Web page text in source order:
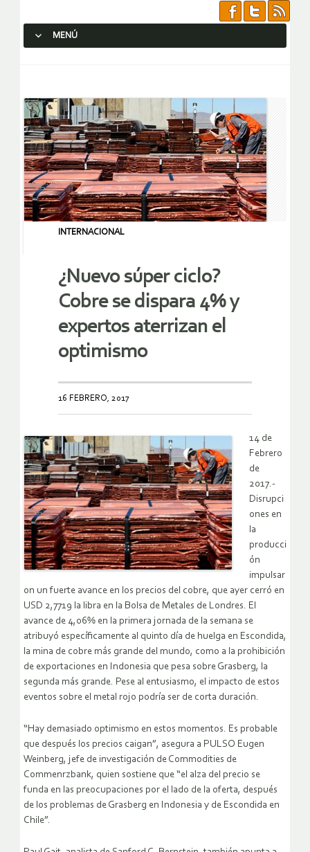
MENÚ
INTERNACIONAL
¿Nuevo súper ciclo?
Cobre se dispara 4% y
expertos aterrizan el
optimismo
16 FEBRERO, 2017
14 de
Febrero
de
2017.-
Disrupci
ones en
la
producci
ón
impulsar
on un fuerte avance en los precios del cobre, que ayer cerró en
USD 2,7719 la libra en la Bolsa de Metales de Londres. El
avance de 4,06% en la primera jornada de la semana se
atribuyó específicamente al quinto día de huelga en Escondida,
la mina de cobre más grande del mundo, como a la prohibición
de exportaciones en Indonesia que pesa sobre Grasberg, la
segunda más grande. Pese al entusiasmo, el impacto de estos
eventos sobre el metal rojo podría ser de corta duración.
“Hay demasiado optimismo en estos momentos. Es probable
que después los precios caigan”, asegura a PULSO Eugen
Weinberg, jefe de investigación de Commodities de
Commenrzbank, quien sostiene que “el alza del precio se
funda en las preocupaciones por el lado de la oferta, después
de los problemas de Grasberg en Indonesia y de Escondida en
Chile”.